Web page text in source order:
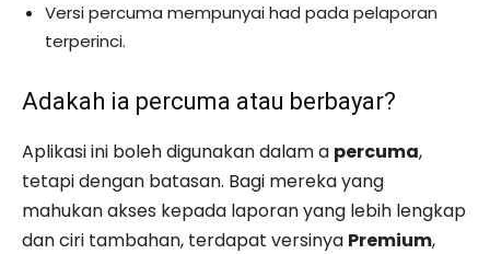
Versi percuma mempunyai had pada pelaporan
terperinci.
Adakah ia percuma atau berbayar?
Aplikasi ini boleh digunakan dalam a percuma,
tetapi dengan batasan. Bagi mereka yang
mahukan akses kepada laporan yang lebih lengkap
dan ciri tambahan, terdapat versinya Premium,